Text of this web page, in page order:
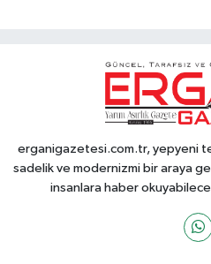
erganigazetesi.com.tr, yepyeni
sadelik ve modernizmi bir araya
insanlara haber